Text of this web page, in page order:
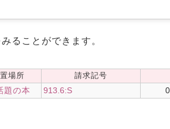
ることができます。
場所 請求記号
題の本 913.6:S